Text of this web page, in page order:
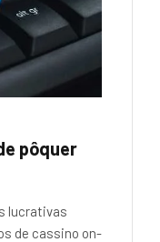
pôquer
lucrativas
de cassino on-